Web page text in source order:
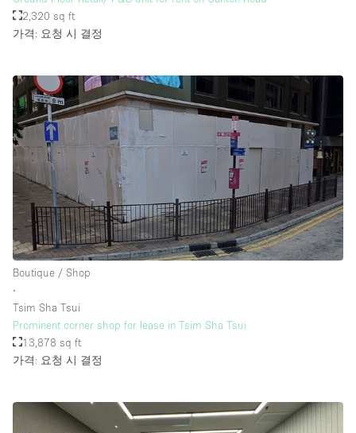
위치한 거리
쇼핑몰
윗층
기타
2,320 sq ft
가격: 요청 시 결정
Boutique / Shop
∙
Tsim Sha Tsui
Prominent corner shop for lease in Tsim Sha Tsui
13,878 sq ft
가격: 요청 시 결정